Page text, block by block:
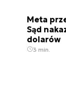
Meta
Sąd
dolarów
3 min.